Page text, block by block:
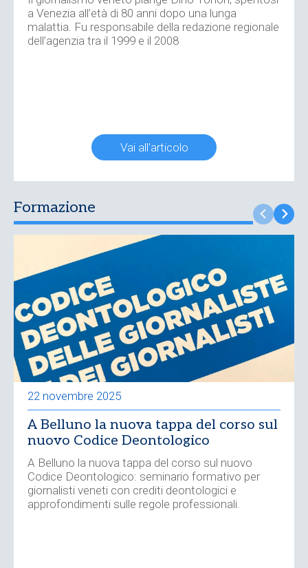
a Venezia all’età di 80 anni dopo una lunga
malattia. Fu responsabile della redazione regionale
dell’agenzia tra il 1999 e il 2008
Vai all'articolo
Formazione
22 novembre 2025
A Belluno la nuova tappa del corso sul
nuovo Codice Deontologico
A Belluno la nuova tappa del corso sul nuovo
Codice Deontologico: seminario formativo per
giornalisti veneti con crediti deontologici e
approfondimenti sulle regole professionali.